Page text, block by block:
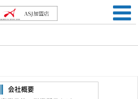
会社概要